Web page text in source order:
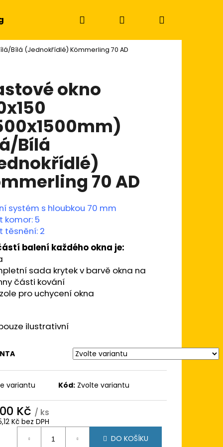
Hledat PřihlášeníNákupní
Bílá (Jednokřídlé) Kömmerling 70 AD
okno
Bílá
70 AD
systém s hloubkou 70 mm
komor: 5
těsnění: 2
balení každého okna je:
sada krytek v barvě okna na
části kování
pro uchycení okna
ilustrativní
variantu Kód: Zvolte variantu
Kč / ks
Kč bez DPH
DO KOŠÍKU
100X100
BÍLÁ TROJSKLO
AD